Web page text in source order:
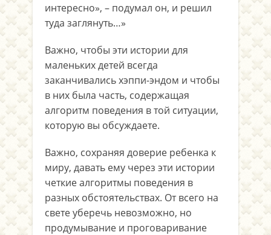
интересно», – подумал он, и решил
туда заглянуть…»
Важно, чтобы эти истории для
маленьких детей всегда
заканчивались хэппи-эндом и чтобы
в них была часть, содержащая
алгоритм поведения в той ситуации,
которую вы обсуждаете.
Важно, сохраняя доверие ребенка к
миру, давать ему через эти истории
четкие алгоритмы поведения в
разных обстоятельствах. От всего на
свете уберечь невозможно, но
продумывание и проговаривание